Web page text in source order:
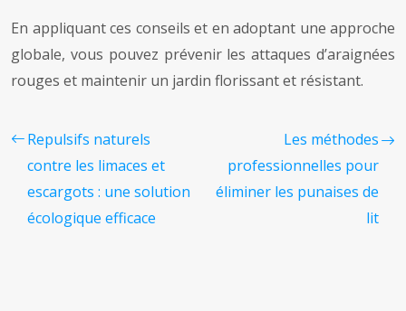
En appliquant ces conseils et en adoptant une approche
globale, vous pouvez prévenir les attaques d’araignées
rouges et maintenir un jardin florissant et résistant.
Repulsifs naturels
contre les limaces et
escargots : une solution
écologique efficace
Les méthodes
professionnelles pour
éliminer les punaises de
lit